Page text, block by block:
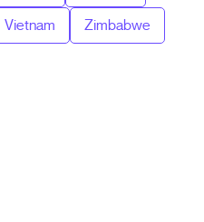
Vietnam Zimbabwe